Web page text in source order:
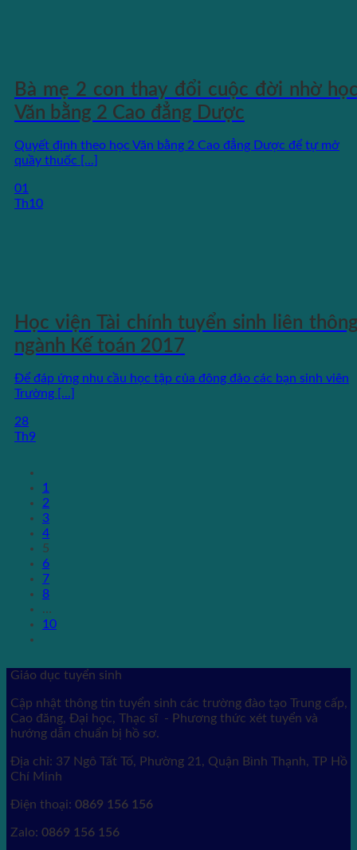
Bà mẹ 2 con thay đổi cuộc đời nhờ
Văn bằng 2 Cao đẳng Dược
Quyết định theo học Văn bằng 2 Cao đẳng Dược để tự mở
quầy thuốc [...]
01
Th10
Học viện Tài chính tuyển sinh liên
ngành Kế toán 2017
Để đáp ứng nhu cầu học tập của đông đảo các bạn sinh viên
Trường [...]
28
Th9
1
2
3
4
5
6
7
8
…
10
Giáo dục tuyển sinh
Cập nhật thông tin tuyển sinh các trường đào tạo Trung cấp,
Cao đăng, Đại học, Thạc sĩ - Phương thức xét tuyển và
hướng dẫn chuẩn bị hồ sơ.
Địa chỉ: 37 Ngô Tất Tố, Phường 21, Quận Bình Thạnh, TP Hồ
Chí Minh
Điện thoại: 0869 156 156
Zalo: 0869 156 156